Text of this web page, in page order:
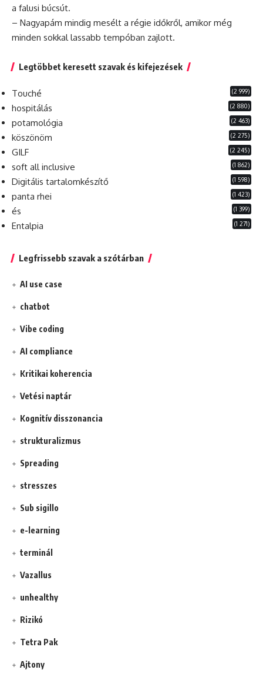
a falusi búcsút.
– Nagyapám mindig mesélt a régie időkről, amikor még
minden sokkal lassabb tempóban zajlott.
Legtöbbet keresett szavak és kifejezések
Touché (2 999)
hospitálás (2 880)
potamológia (2 463)
köszönöm (2 275)
GILF (2 245)
soft all inclusive (1 862)
Digitális tartalomkészítő (1 598)
panta rhei (1 423)
és (1 399)
Entalpia (1 271)
Legfrissebb szavak a szótárban
AI use case
chatbot
Vibe coding
AI compliance
Kritikai koherencia
Vetési naptár
Kognitív disszonancia
strukturalizmus
Spreading
stresszes
Sub sigillo
e-learning
terminál
Vazallus
unhealthy
Rizikó
Tetra Pak
Ajtony